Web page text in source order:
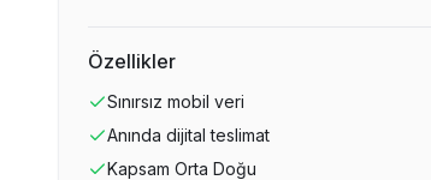
Özellikler
Sınırsız mobil veri
Anında dijital teslimat
Kapsam Orta Doğu